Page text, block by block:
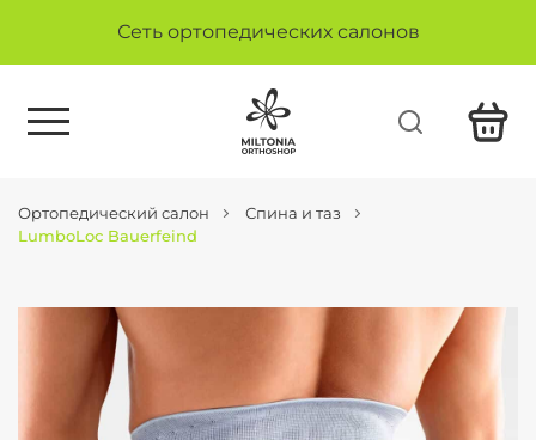
Сеть ортопедических салонов
Ортопедический салон
Спина и таз
LumboLoc Bauerfeind